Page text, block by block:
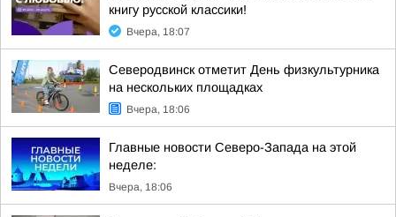
книгу русской классики!
Вчера, 18:07
Северодвинск отметит День физкультурника
на нескольких площадках
Вчера, 18:06
Главные новости Северо-Запада на этой
неделе:
Вчера, 18:06